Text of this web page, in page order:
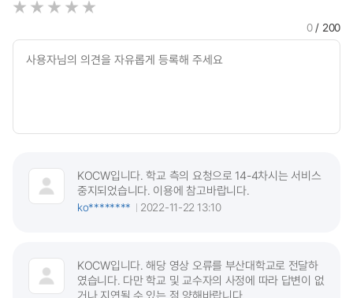
0/ 200
KOCW입니다. 학교 측의 요청으로 14-4차시는 서비스
중지되었습니다. 이용에 참고바랍니다.
ko********
2022-11-22 13:10
KOCW입니다. 해당 영상 오류를 부산대학교로 전달하
였습니다. 다만 학교 및 교수자의 사정에 따라 답변이 없